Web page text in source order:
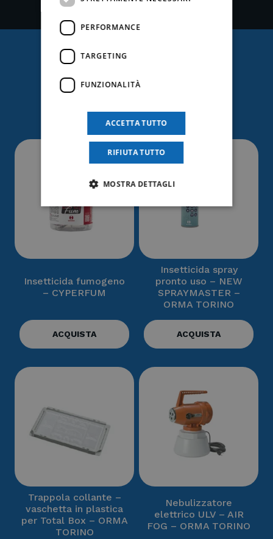
Ti potrebbe anche
interessare
Insetticida fumogeno
– CYPERFUM
ACQUISTA
Insetticida spray
pronto uso – NEW
SPRAYMASTER –
ORMA TORINO
ACQUISTA
Trappola collante –
vaschetta in plastica
per Total Box – ORMA
TORINO
Nebulizzatore
elettrico ULV – AIR
FOG – ORMA TORINO
PERFORMANCE
TARGETING
FUNZIONALITÀ
ACCETTA TUTTO
RIFIUTA TUTTO
MOSTRA DETTAGLI